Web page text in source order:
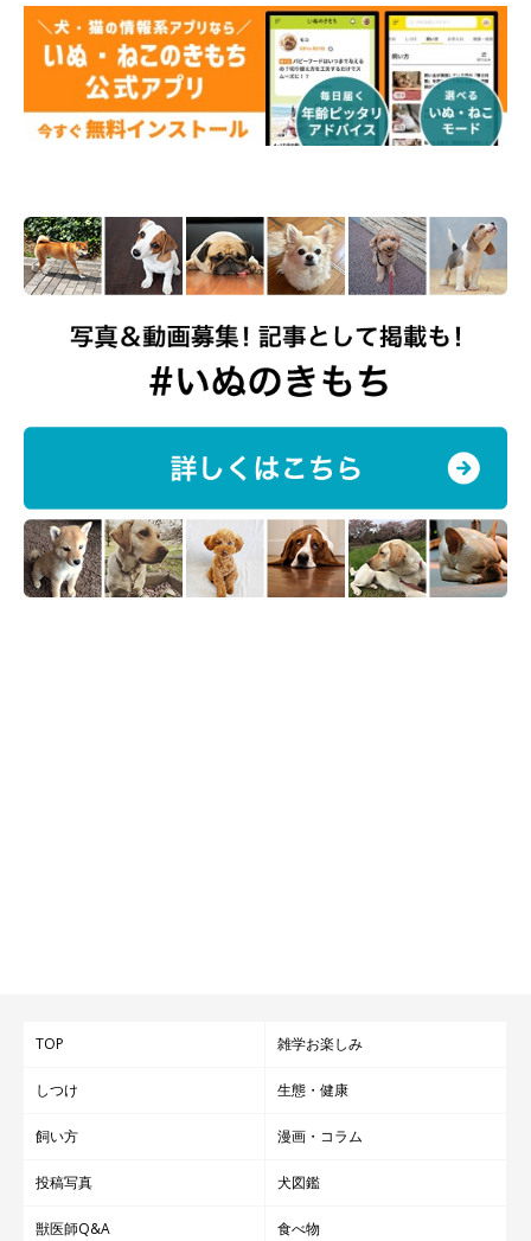
TOP 雑学お楽しみ
しつけ 生態・健康
飼い方 漫画・コラム
投稿写真 犬図鑑
獣医師Q&A 食べ物